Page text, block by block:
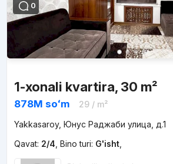
0
1-xonali kvartira, 30 m²
878M soʻm 29/ m²
Yakkasaroy, Юнус Раджаби улица, д.1
Qavat: 2/4 Bino turi: G'isht,